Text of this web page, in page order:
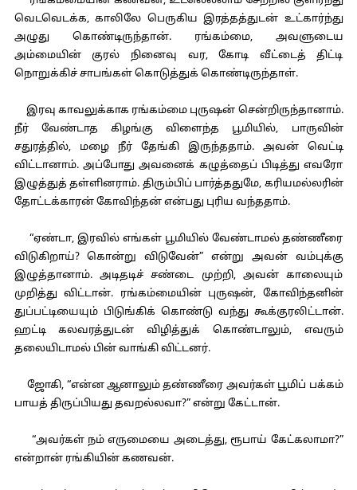
வெடவெடக்க, காலிலே பெருகிய இரத்தத்துடன் உட்கார்ந்து
அழுது கொண்டிருந்தான். ரங்கம்மை, அவளுடைய
அம்மையின் குரல் நினைவு வர, கோடி வீட்டைத் திட்டி
நொறுக்கிச் சாபங்கள் கொடுத்துக் கொண்டிருந்தாள்.
இரவு காவலுக்காக ரங்கம்மை புருஷன் சென்றிருந்தானாம்.
நீர் வேண்டாத கிழங்கு விளைந்த பூமியில், பாருவின்
சதுரத்தில், மழை நீர் தேங்கி இருந்ததாம். அவன் வெட்டி
விட்டானாம். அப்போது அவனைக் கழுத்தைப் பிடித்து எவரோ
இழுத்துத் தள்ளினராம். திரும்பிப் பார்த்ததுமே, கரியமல்லரின்
தோட்டக்காரன் கோவிந்தன் என்பது புரிய வந்ததாம்.
“ஏண்டா, இரவில் எங்கள் பூமியில் வேண்டாமல் தண்ணீரை
விடுகிறாய்? கொன்று விடுவேன்” என்று அவன் வம்புக்கு
இழுத்தானாம். அடிதடிச் சண்டை முற்றி, அவன் காலையும்
முறித்து விட்டான். ரங்கம்மையின் புருஷன், கோவிந்தனின்
துப்பட்டியையும் பிடுங்கிக் கொண்டு வந்து கூக்குரலிட்டான்.
ஹட்டி கலவரத்துடன் விழித்துக் கொண்டாலும், எவரும்
தலையிடாமல் பின் வாங்கி விட்டனர்.
ஜோகி, “என்ன ஆனாலும் தண்ணீரை அவர்கள் பூமிப் பக்கம்
பாயத் திருப்பியது தவறல்லவா?” என்று கேட்டான்.
“அவர்கள் நம் எருமையை அடைத்து, ரூபாய் கேட்கலாமா?”
என்றான் ரங்கியின் கணவன்.